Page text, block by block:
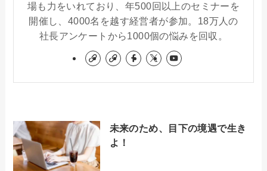
場も力をいれており、年500回以上のセミナーを
開催し、4000名を越す経営者が参加。18万人の
社長アンケートから1000個の悩みを回収。
未来のため、目下の境遇で生き
よ！